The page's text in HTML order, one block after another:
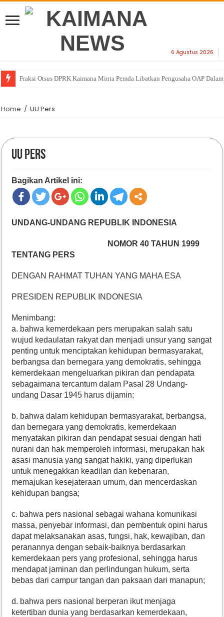
6 Agustus 2026
Kantah Kaimana Hadiri Entry Meeting Penilaian Opini Ombudsman
Home / UU Pers
UU Pers
Bagikan Artikel ini:
UNDANG-UNDANG REPUBLIK INDONESIA
NOMOR 40 TAHUN 1999
TENTANG PERS
DENGAN RAHMAT TUHAN YANG MAHA ESA
PRESIDEN REPUBLIK INDONESIA
Menimbang:
a. bahwa kemerdekaan pers merupakan salah satu
wujud kedaulatan rakyat dan menjadi unsur yang sangat
penting untuk menciptakan kehidupan bermasyarakat,
berbangsa dan bernegara yang demokratis, sehingga
kemerdekaan mengeluarkan pikiran dan pendapata
sebagaimana tercantum dalam Pasal 28 Undang-
undang Dasar 1945 harus dijamin;
b. bahwa dalam kehidupan bermasyarakat, berbangsa,
dan bernegara yang demokratis, kemerdekaan
menyatakan pikiran dan pendapat sesuai dengan hati
nurani dan hak memperoleh informasi, merupakan hak
asasi manusia yang sangat hakiki, yang diperlukan
untuk menegakkan keadilan dan kebenaran,
memajukan kesejateraan umum, dan mencerdaskan
kehidupan bangsa;
c. bahwa pers nasional sebagai wahana komunikasi
massa, penyebar informasi, dan pembentuk opini harus
dapat melaksanakan asas, fungsi, hak, kewajiban, dan
peranannya dengan sebaik-baiknya berdasarkan
kemerdekaan pers yang profesional, sehingga harus
mendapat jaminan dan perlindungan hukum, serta
bebas dari campur tangan dan paksaan dari manapun;
d. bahwa pers nasional berperan ikut menjaga
ketertiban dunia yang berdasarkan kemerdekaan,